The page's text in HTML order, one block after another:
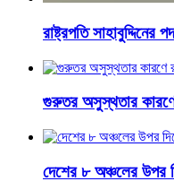
রাষ্ট্রপতি
গুরুতর অসুস্থতার কারণে
দেশের ৮ অঞ্চলের উপর